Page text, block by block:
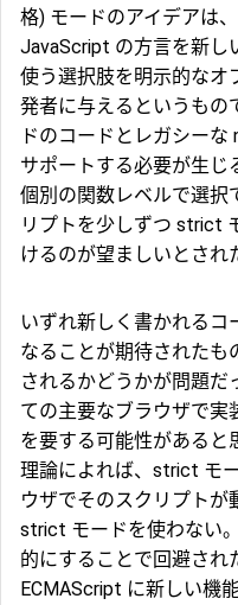
格) モードのアイデアは
JavaScript の方言を新し
使う選択肢を明示的なオ
発者に与えるというも
ドのコードとレガシー
サポートする必要が生
個別の関数レベルで選択
リプトを少しずつ strict
けるのが望ましいとされ
いずれ新しく書かれる
なることが期待されたも
されるかどうかが問題
ての主要なブラウザで実
を要する可能性があると
理論によれば、strict モ
ウザでそのスクリプトが
strict モードを使わない
的にすることで回避さ
ECMAScript に新しい機